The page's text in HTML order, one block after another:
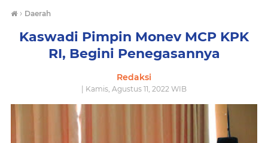
› Daerah
Kaswadi Pimpin Monev MCP KPK
RI, Begini Penegasannya
Redaksi
| Kamis, Agustus 11, 2022 WIB